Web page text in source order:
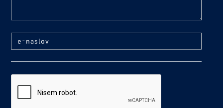
e-naslov